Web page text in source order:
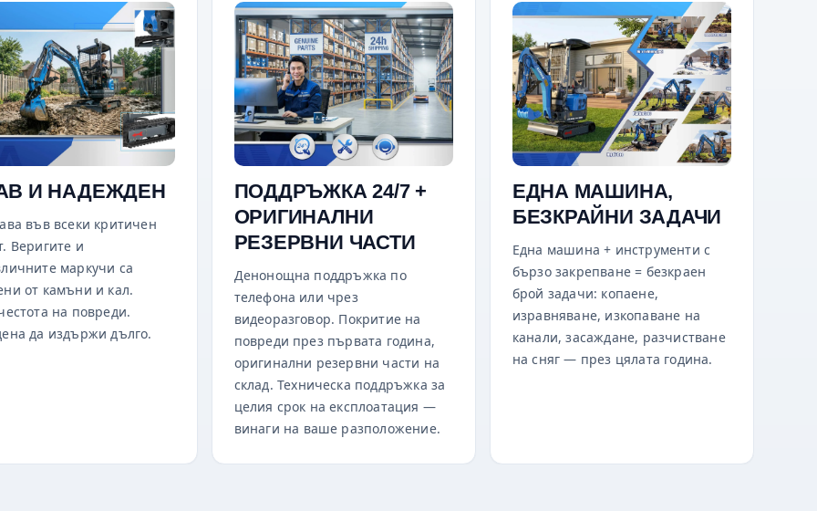
И НАДЕЖДЕН
във всеки критичен
Веригите и
маркучи са
от камъни и кал.
на повреди.
да издържи дълго.
ПОДДРЪЖКА 24/7 +
ОРИГИНАЛНИ
РЕЗЕРВНИ ЧАСТИ
Денонощна поддръжка по
телефона или чрез
видеоразговор. Покритие на
повреди през първата година,
оригинални резервни части на
склад. Техническа поддръжка за
целия срок на експлоатация —
винаги на ваше разположение.
ЕДНА МАШИНА,
БЕЗКРАЙНИ ЗАДАЧИ
Една машина + инструменти с
бързо закрепване = безкраен
брой задачи: копаене,
изравняване, изкопаване на
канали, засаждане, разчистване
на сняг — през цялата година.